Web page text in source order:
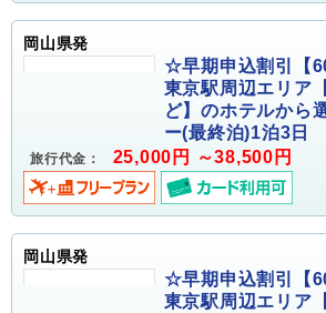
岡山県発
☆早期申込割引
東京駅周辺エリア
ど】のホテルから
ー(最終泊)1泊3日
旅行代金： 25,000円 ～38,500円
岡山県発
☆早期申込割引
東京駅周辺エリア